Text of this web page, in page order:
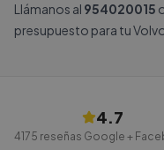
Llámanos al 954020015
presupuesto para tu
4.7
4175 reseñas Google +